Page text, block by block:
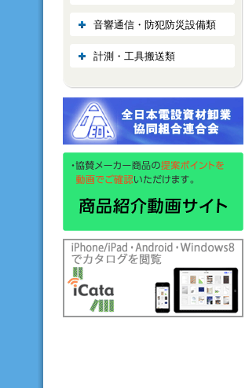
音響通信・防犯防災設備類
計測・工具搬送類